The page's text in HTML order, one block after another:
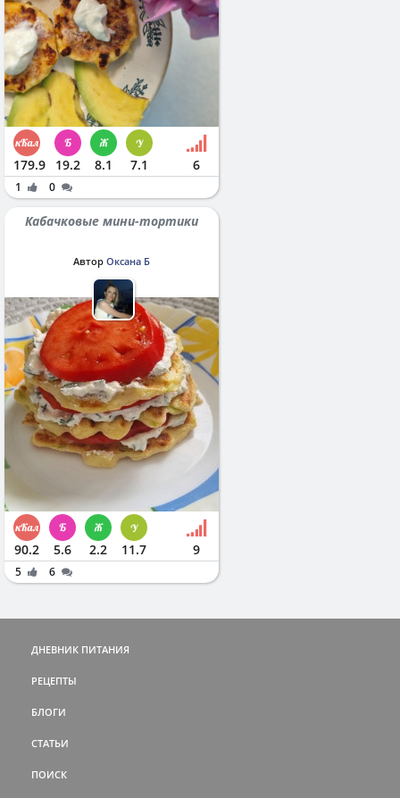
179.9 19.2 8.1 7.1 6
1 0
Кабачковые мини-тортики
Автор Оксана Б
90.2 5.6 2.2 11.7 9
5 6
ДНЕВНИК ПИТАНИЯ
РЕЦЕПТЫ
БЛОГИ
СТАТЬИ
ПОИСК